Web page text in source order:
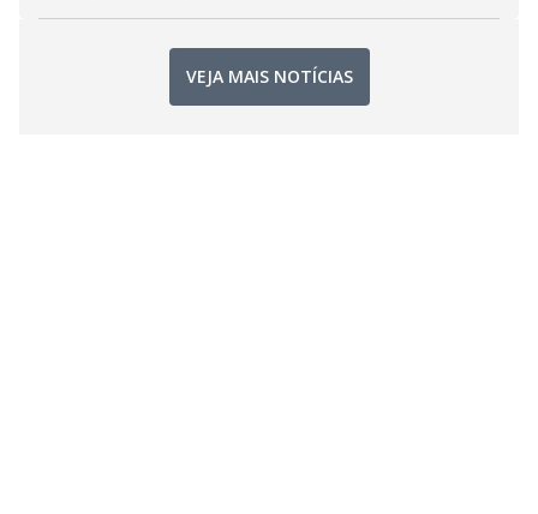
VEJA MAIS NOTÍCIAS